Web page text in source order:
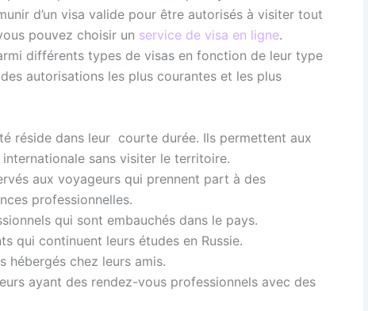
d’un visa valide pour être autorisés à visiter tout
pouvez choisir un service de visa en ligne.
différents types de visas en fonction de leur type
autorisations les plus courantes et les plus
réside dans leur courte durée. Ils permettent aux
sans visiter le territoire.
aux voyageurs qui prennent part à des
professionnelles.
qui sont embauchés dans le pays.
qui continuent leurs études en Russie.
hébergés chez leurs amis.
ayant des rendez-vous professionnels avec des